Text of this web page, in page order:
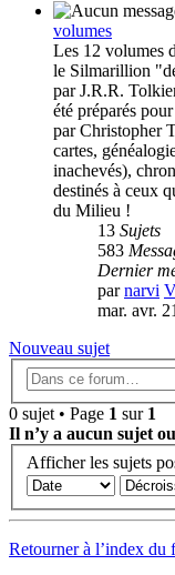
volumes
Les 12 volumes
le Silmarillion
par J.R.R.
été préparés
par Christopher
cartes,
inachevés),
destinés à ceux
du Milieu !
13 Sujets
583
Dernier
parnarvi
mar. avr.
Nouveau sujet
0 sujet • Page 1 sur 1
Il n’y a aucun sujet
Afficher les sujets
Retourner à l’index du